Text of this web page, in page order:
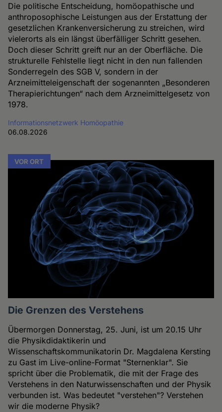
Die politische Entscheidung, homöopathische und
anthroposophische Leistungen aus der Erstattung der
gesetzlichen Krankenversicherung zu streichen, wird
vielerorts als ein längst überfälliger Schritt gesehen.
Doch dieser Schritt greift nur an der Oberfläche. Die
strukturelle Fehlstelle liegt nicht in den nun fallenden
Sonderregeln des SGB V, sondern in der
Arzneimitteleigenschaft der sogenannten „Besonderen
Therapierichtungen“ nach dem Arzneimittelgesetz von
1978.
Informationsnetzwerk Homöopathie
06.08.2026
VOR ORT
Die Grenzen des Verstehens
Übermorgen Donnerstag, 25. Juni, ist um 20.15 Uhr
die Physikdidaktikerin und
Wissenschaftskommunikatorin Dr. Magdalena Kersting
zu Gast im Live-online-Format "Sternenklar". Sie
spricht über die Problematik, die mit der Frage des
Verstehens in den Naturwissenschaften und der Physik
verbunden ist. Was bedeutet "verstehen"? Verstehen
wir die moderne Physik?